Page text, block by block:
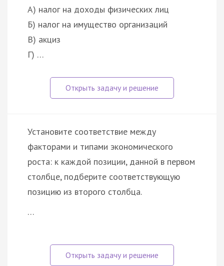
А) налог на доходы физических лиц
Б) налог на имущество организаций
В) акциз
Г) …
Установите соответствие между
факторами и типами экономического
роста: к каждой позиции, данной в первом
столбце, подберите соответствующую
позицию из второго столбца.
…